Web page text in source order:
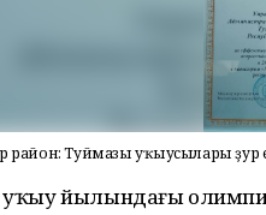
район: Туймазы уҡыусылары ҙур
уҡыу йылындағы